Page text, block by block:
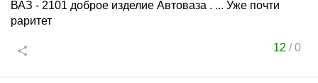
ВАЗ - 2101 доброе изделие Автоваза . ... Уже почти
раритет
12 /0